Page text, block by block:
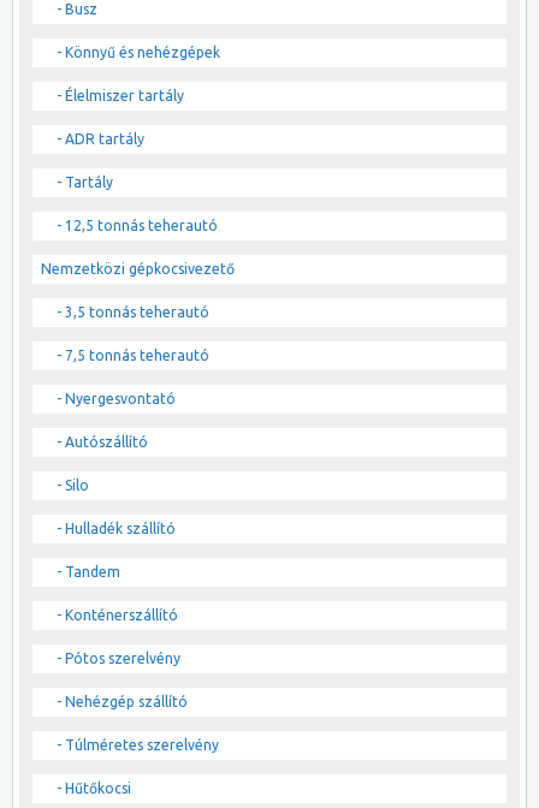
- Busz
- Könnyű és nehézgépek
- Élelmiszer tartály
- ADR tartály
- Tartály
- 12,5 tonnás teherautó
Nemzetközi gépkocsivezető
- 3,5 tonnás teherautó
- 7,5 tonnás teherautó
- Nyergesvontató
- Autószállító
- Silo
- Hulladék szállító
- Tandem
- Konténerszállító
- Pótos szerelvény
- Nehézgép szállító
- Túlméretes szerelvény
- Hűtőkocsi